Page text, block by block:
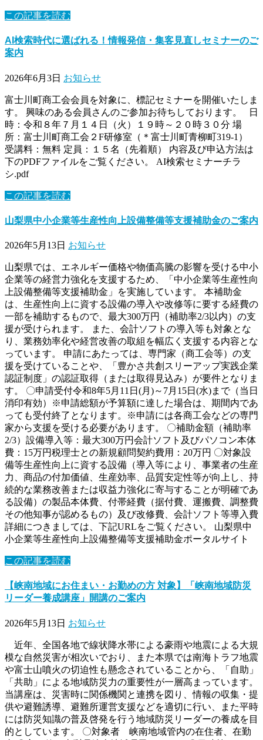
この記事を読む
AI検索時代に選ばれる！情報発信・集客見直しセミナーのご
案内
2026年6月3日 お知らせ
富士川町商工会会員を対象に、標記セミナーを開催いたしま
す。 興味のある会員さんのご参加お待ちしております。 日
時：令和８年７月１４日（火）１９時～２０時３０分 場
所：富士川町商工会２F研修室（＊富士川町青柳町319-1）
受講料：無料 定員：１５名（先着順） 内容及び申込方法は
下のPDFファイルをご覧ください。 AI検索セミナーチラ
シ.pdf
この記事を読む
山梨県中小企業等生産性向上設備整備等支援補助金のご案内
2026年5月13日 お知らせ
山梨県では、エネルギー価格や物価高騰の影響を受ける中小
企業等の経営力強化を支援するため、「中小企業等生産性向
上設備整備等支援補助金」を実施しています。 本補助金
は、生産性向上に資する設備の導入や改修等に要する経費の
一部を補助するもので、最大300万円（補助率2/3以内）の支
援が受けられます。 また、会計ソフトの導入等も対象とな
り、業務効率化や経営改善の取組を幅広く支援する内容とな
っています。 申請にあたっては、専門家（商工会等）の支
援を受けていることや、「豊かさ共創スリーアップ実践企業
認証制度」の認証取得（または取得見込み）が要件となりま
す。 〇申請受付令和8年5月11日(月)～7月15日(水)まで（当日
消印有効）※申請総額が予算額に達した場合は、期間内であ
っても受付終了となります。※申請には各商工会などの専門
家から支援を受ける必要があります。 〇補助金額（補助率
2/3）設備導入等：最大300万円会計ソフト及びパソコン本体
費：15万円税理士との新規顧問契約費用：20万円 〇対象設
備等生産性向上に資する設備（導入等により、事業者の生産
力、商品の付加価値、生産効率、品質安定性等が向上し、持
続的な業務改善または収益力強化に寄与することが明確であ
る設備）の製品本体費、付帯経費（据付費、運搬費、調整費
その他知事が認めるもの）及び改修費、会計ソフト等導入費
詳細につきましては、下記URLをご覧ください。 山梨県中
小企業等生産性向上設備整備等支援補助金ポータルサイト
この記事を読む
【峡南地域にお住まい・お勤めの方 対象】「峡南地域防災
リーダー養成講座」開講のご案内
2026年5月13日 お知らせ
近年、全国各地で線状降水帯による豪雨や地震による大規
模な自然災害が相次いでおり、また本県では南海トラフ地震
や富士山噴火の切迫性も懸念されていることから、「自助」
「共助」による地域防災力の重要性が一層高まっています。
当講座は、災害時に関係機関と連携を図り、情報の収集・提
供や避難誘導、避難所運営支援などを適切に行い、また平時
には防災知識の普及啓発を行う地域防災リーダーの養成を目
的としています。 〇対象者 峡南地域管内の在住者、在勤